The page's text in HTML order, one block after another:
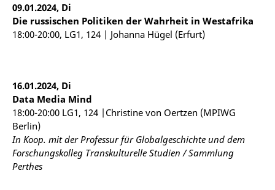
09.01.2024, Di
Die russischen Politiken der Wahrheit in Westafrika
18:00-20:00, LG1, 124 | Johanna Hügel (Erfurt)
16.01.2024, Di
Data Media Mind
18:00-20:00 LG1, 124 |Christine von Oertzen (MPIWG
Berlin)
In Koop. mit der Professur für Globalgeschichte und dem
Forschungskolleg Transkulturelle Studien / Sammlung
Perthes